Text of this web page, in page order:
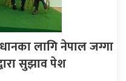
लागि नेपाल जग्गा
सुझाव पेश